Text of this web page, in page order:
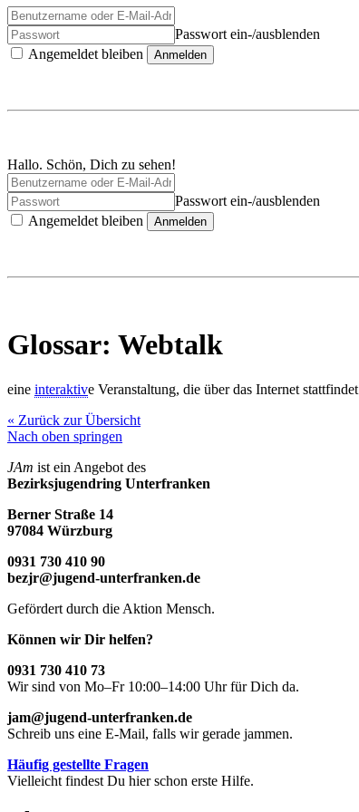
Passwort ein-/ausblenden
Angemeldet bleiben
Anmelden
Hallo. Schön, Dich zu sehen!
Passwort ein-/ausblenden
Angemeldet bleiben
Anmelden
Glossar: Webtalk
eine interaktive Veranstaltung, die über das Internet stattfindet
« Zurück zur Übersicht
Nach oben springen
JAm ist ein Angebot des
Bezirksjugendring Unterfranken
Berner Straße 14
97084 Würzburg
0931 730 410 90
bezjr@jugend-unterfranken.de
Gefördert durch die Aktion Mensch.
Können wir Dir helfen?
0931 730 410 73
Wir sind von Mo–Fr 10:00–14:00 Uhr für Dich da.
jam@jugend-unterfranken.de
Schreib uns eine E-Mail, falls wir gerade jammen.
Häufig gestellte Fragen
Vielleicht findest Du hier schon erste Hilfe.